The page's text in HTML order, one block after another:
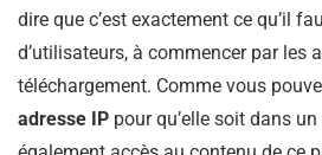
dire que c’est exactement ce qu’il
d’utilisateurs, à commencer par les
téléchargement. Comme vous
adresse IP pour qu’elle soit dans